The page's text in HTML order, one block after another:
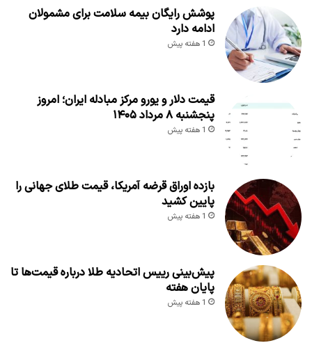
پوشش رایگان بیمه سلامت برای مشمولان
ادامه دارد
1 هفته پیش
قیمت دلار و یورو مرکز مبادله ایران؛ امروز
پنجشنبه ۸ مرداد ۱۴۰۵
1 هفته پیش
بازده اوراق قرضه آمریکا، قیمت طلای جهانی را
پایین کشید
1 هفته پیش
پیش‌بینی رییس اتحادیه طلا درباره قیمت‌ها تا
پایان هفته
1 هفته پیش